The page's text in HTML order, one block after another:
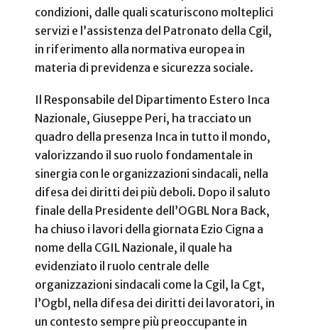
condizioni, dalle quali scaturiscono molteplici
servizi e l’assistenza del Patronato della Cgil,
in riferimento alla normativa europea in
materia di previdenza e sicurezza sociale.
Il Responsabile del Dipartimento Estero Inca
Nazionale, Giuseppe Peri, ha tracciato un
quadro della presenza Inca in tutto il mondo,
valorizzando il suo ruolo fondamentale in
sinergia con le organizzazioni sindacali, nella
difesa dei diritti dei più deboli. Dopo il saluto
finale della Presidente dell’OGBL Nora Back,
ha chiuso i lavori della giornata Ezio Cigna a
nome della CGIL Nazionale, il quale ha
evidenziato il ruolo centrale delle
organizzazioni sindacali come la Cgil, la Cgt,
l’Ogbl, nella difesa dei diritti dei lavoratori, in
un contesto sempre più preoccupante in